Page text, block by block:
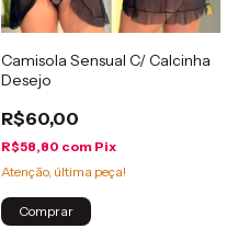
Camisola Sensual C/ Calcinha
Desejo
R$60,00
R$58,80 com Pix
Atenção, última peça!
Comprar